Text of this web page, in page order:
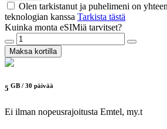
Olen tarkistanut ja puhelimeni on
teknologian kanssa Tarkista tästä
Kuinka monta eSIMiä tarvitset?
Maksa kortilla
5 GB / 30 päivää
Ei ilman nopeusrajoitusta Emtel, my.t